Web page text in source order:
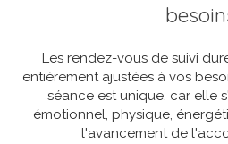
Les rendez-vous de suivi
entièrement ajustées à vos
séance est unique, car elle
émotionnel, physique,
l'avancement de